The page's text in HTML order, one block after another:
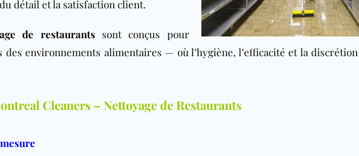
détail et la satisfaction client.
de restaurantssont conçus pour
environnements alimentaires — où l’hygiène, l’efficacité et la
Cleaners – Nettoyage de Restaurants